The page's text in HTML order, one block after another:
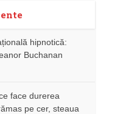
hipnotică:
Buchanan
face durerea
pe cer, steaua